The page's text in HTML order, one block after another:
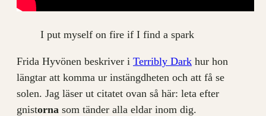
I put myself on fire if I find a spark
Frida Hyvönen beskriver i Terribly Dark hur hon
längtar att komma ur instängdheten och att få se
solen. Jag läser ut citatet ovan så här: leta efter
gnistorna som tänder alla eldar inom dig.